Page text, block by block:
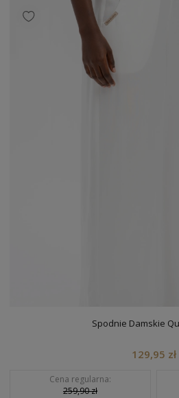
Spodnie Damskie
129,95 zł
Cena regularna:
259,90 zł